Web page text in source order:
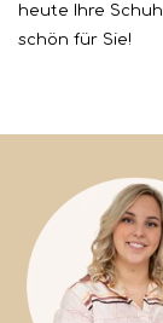
heute Ihre
schön für Sie!